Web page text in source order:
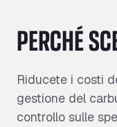
PERCHÉ
Riducete i costi
gestione del
controllo sulle